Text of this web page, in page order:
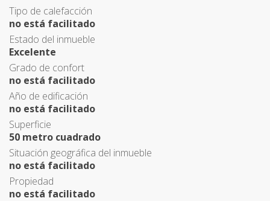
Tipo de calefacción
no está facilitado
Estado del inmueble
Excelente
Grado de confort
no está facilitado
Año de edificación
no está facilitado
Superficie
50 metro cuadrado
Situación geográfica del inmueble
no está facilitado
Propiedad
no está facilitado